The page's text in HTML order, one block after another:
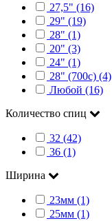
27,5" (16)
29" (19)
28" (1)
20" (3)
24" (1)
28" (700c) (4)
Любой (16)
Количество спиц
32 (42)
36 (1)
Ширина
23мм (1)
25мм (1)